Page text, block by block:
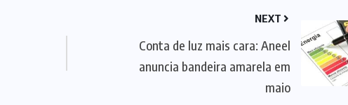
NEXT
Conta de luz mais cara: Aneel
anuncia bandeira amarela em
maio